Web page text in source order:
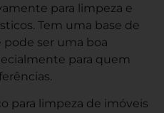
para limpeza e
Tem uma base de
pode ser uma boa
para quem
para limpeza de imóveis